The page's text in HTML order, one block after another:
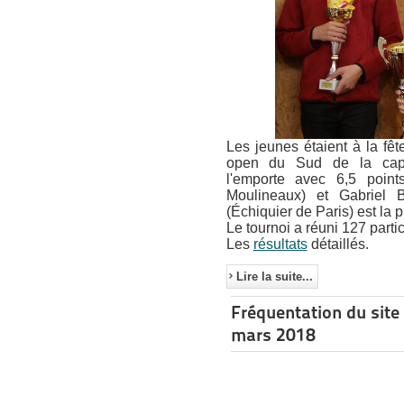
Les jeunes étaient à la
open du Sud de la
l'emporte avec 6,5
Moulineaux) et Gabriel
(Échiquier de Paris) est la
Le tournoi a réuni 127
Les résultatsdétaillés.
Lire la suite...
Fréquentation du
mars 2018